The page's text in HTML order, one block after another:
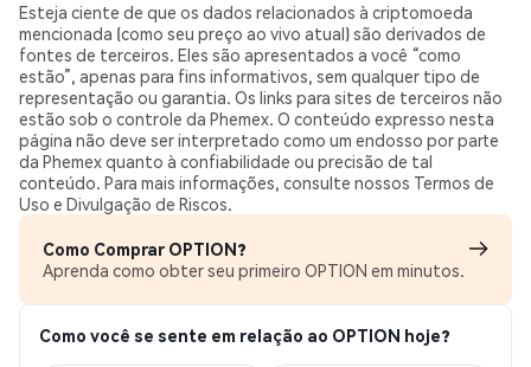
Esteja ciente de que os dados relacionados à criptomoeda
mencionada (como seu preço ao vivo atual) são derivados de
fontes de terceiros. Eles são apresentados a você “como
estão”, apenas para fins informativos, sem qualquer tipo de
representação ou garantia. Os links para sites de terceiros não
estão sob o controle da Phemex. O conteúdo expresso nesta
página não deve ser interpretado como um endosso por parte
da Phemex quanto à confiabilidade ou precisão de tal
conteúdo. Para mais informações, consulte nossos Termos de
Uso e Divulgação de Riscos.
Como Comprar OPTION?
Aprenda como obter seu primeiro OPTION em minutos.
Como você se sente em relação ao OPTION hoje?